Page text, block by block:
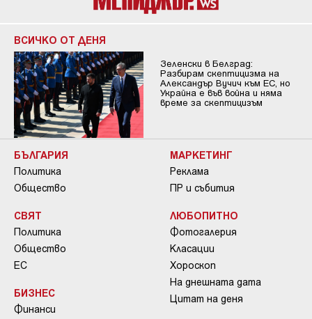
ВСИЧКО ОТ ДЕНЯ
Зеленски в Белград:
Разбирам скептицизма на
Александър Вучич към ЕС, но
Украйна е във война и няма
време за скептицизъм
БЪЛГАРИЯ
Политика
Общество
СВЯТ
Политика
Общество
ЕС
БИЗНЕС
Финанси
МАРКЕТИНГ
Реклама
ПР и събития
ЛЮБОПИТНО
Фотогалерия
Класации
Хороскоп
На днешната дата
Цитат на деня